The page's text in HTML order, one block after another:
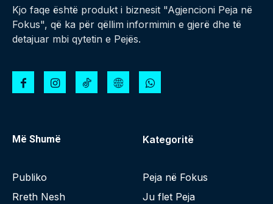
Kjo faqe është produkt i biznesit "Agjencioni Peja në
Fokus", që ka për qëllim informimin e gjerë dhe të
detajuar mbi qytetin e Pejës.
Më Shumë
Publiko
Rreth Nesh
Kategoritë
Peja në Fokus
Ju flet Peja